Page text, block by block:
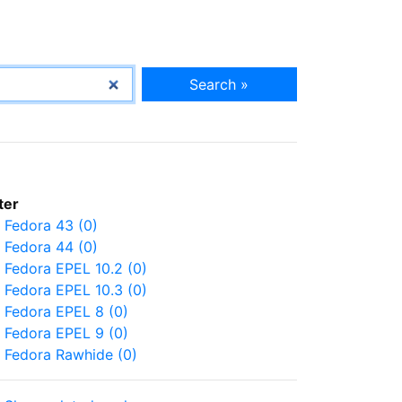
Search »
Fedora 43 (0)
Fedora 44 (0)
Fedora EPEL 10.2 (0)
Fedora EPEL 10.3 (0)
Fedora EPEL 8 (0)
Fedora EPEL 9 (0)
Fedora Rawhide (0)